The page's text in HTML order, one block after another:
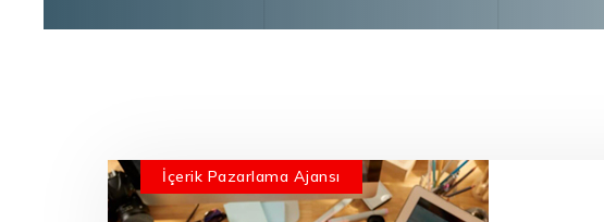
İçerik Pazarlama Ajansı